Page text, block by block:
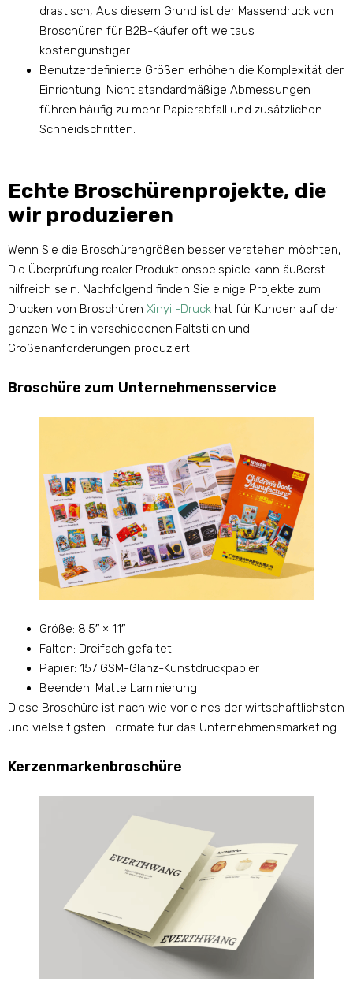
drastisch, Aus diesem Grund ist der Massendruck von
Broschüren für B2B-Käufer oft weitaus
kostengünstiger.
Benutzerdefinierte Größen erhöhen die Komplexität der
Einrichtung. Nicht standardmäßige Abmessungen
führen häufig zu mehr Papierabfall und zusätzlichen
Schneidschritten.
Echte Broschürenprojekte, die
wir produzieren
Wenn Sie die Broschürengrößen besser verstehen möchten,
Die Überprüfung realer Produktionsbeispiele kann äußerst
hilfreich sein. Nachfolgend finden Sie einige Projekte zum
Drucken von Broschüren Xinyi -Druck hat für Kunden auf der
ganzen Welt in verschiedenen Faltstilen und
Größenanforderungen produziert.
Broschüre zum Unternehmensservice
Größe: 8.5″ × 11″
Falten: Dreifach gefaltet
Papier: 157 GSM-Glanz-Kunstdruckpapier
Beenden: Matte Laminierung
Diese Broschüre ist nach wie vor eines der wirtschaftlichsten
und vielseitigsten Formate für das Unternehmensmarketing.
Kerzenmarkenbroschüre